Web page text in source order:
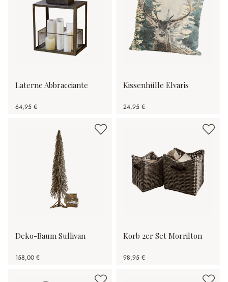
Laterne Abbracciante
64,95 €
Kissenhülle Elvaris
24,95 €
Deko-Baum Sullivan
158,00 €
Korb 2er Set Morrilton
98,95 €